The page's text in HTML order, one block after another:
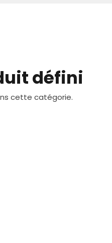
défini
cette catégorie.